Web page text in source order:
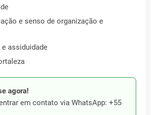
e senso de organização e
assiduidade
agora!
em contato via WhatsApp: +55